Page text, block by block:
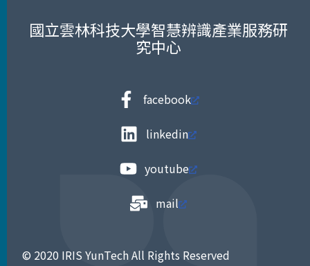
國立雲林科技大學智慧辨識產業服務研
究中心
facebook
linkedin
youtube
mail
© 2020 IRIS YunTech All Rights Reserved